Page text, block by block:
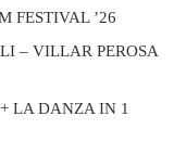
FESTIVAL ’26
– VILLAR PEROSA
LA DANZA IN 1